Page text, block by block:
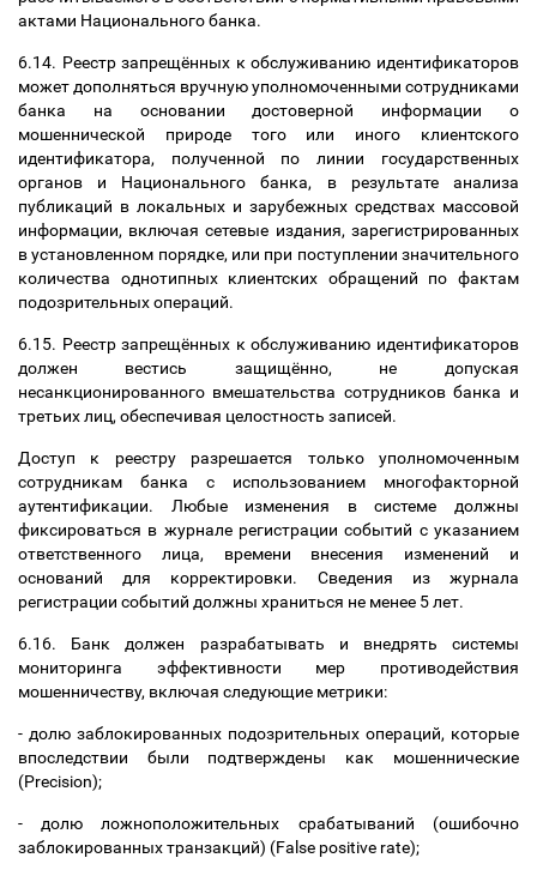
актами Национального банка.
6.14. Реестр запрещённых к обслуживанию идентификаторов
может дополняться вручную уполномоченными сотрудниками
банка на основании достоверной информации о
мошеннической природе того или иного клиентского
идентификатора, полученной по линии государственных
органов и Национального банка, в результате анализа
публикаций в локальных и зарубежных средствах массовой
информации, включая сетевые издания, зарегистрированных
в установленном порядке, или при поступлении значительного
количества однотипных клиентских обращений по фактам
подозрительных операций.
6.15. Реестр запрещённых к обслуживанию идентификаторов
должен вестись защищённо, не допуская
несанкционированного вмешательства сотрудников банка и
третьих лиц, обеспечивая целостность записей.
Доступ к реестру разрешается только уполномоченным
сотрудникам банка с использованием многофакторной
аутентификации. Любые изменения в системе должны
фиксироваться в журнале регистрации событий с указанием
ответственного лица, времени внесения изменений и
оснований для корректировки. Сведения из журнала
регистрации событий должны храниться не менее 5 лет.
6.16. Банк должен разрабатывать и внедрять системы
мониторинга эффективности мер противодействия
мошенничеству, включая следующие метрики:
- долю заблокированных подозрительных операций, которые
впоследствии были подтверждены как мошеннические
(Precision);
- долю ложноположительных срабатываний (ошибочно
заблокированных транзакций) (False positive rate);